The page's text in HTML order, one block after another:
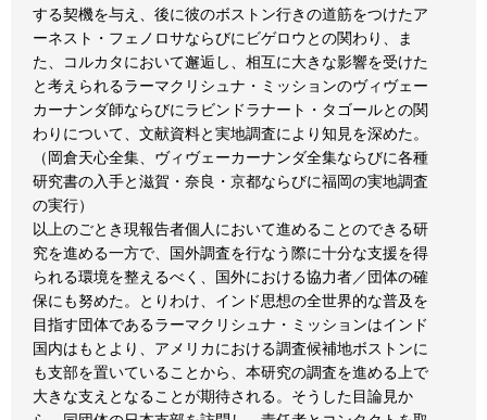
する契機を与え、後に彼のボストン行きの道筋をつけたア
ーネスト・フェノロサならびにビゲロウとの関わり、ま
た、コルカタにおいて邂逅し、相互に大きな影響を受けた
と考えられるラーマクリシュナ・ミッションのヴィヴェー
カーナンダ師ならびにラビンドラナート・タゴールとの関
わりについて、文献資料と実地調査により知見を深めた。
（岡倉天心全集、ヴィヴェーカーナンダ全集ならびに各種
研究書の入手と滋賀・奈良・京都ならびに福岡の実地調査
の実行）
以上のごとき現報告者個人において進めることのできる研
究を進める一方で、国外調査を行なう際に十分な支援を得
られる環境を整えるべく、国外における協力者／団体の確
保にも努めた。とりわけ、インド思想の全世界的な普及を
目指す団体であるラーマクリシュナ・ミッションはインド
国内はもとより、アメリカにおける調査候補地ボストンに
も支部を置いていることから、本研究の調査を進める上で
大きな支えとなることが期待される。そうした目論見か